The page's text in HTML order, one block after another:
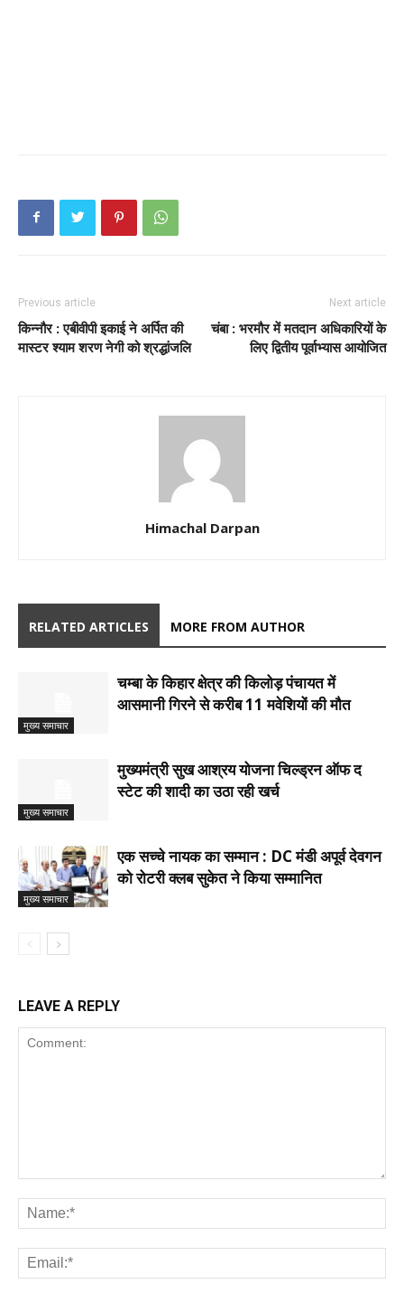
Previous article
किन्नौर : एबीवीपी इकाई ने अर्पित की
मास्टर श्याम शरण नेगी को श्रद्धांजलि
Next article
चंबा : भरमौर में मतदान अधिकारियों के
लिए द्वितीय पूर्वाभ्यास आयोजित
Himachal Darpan
RELATED ARTICLES MORE FROM AUTHOR
मुख्य समाचार
चम्बा के किहार क्षेत्र की किलोड़ पंचायत में
आसमानी गिरने से करीब 11 मवेशियों की मौत
मुख्य समाचार
मुख्यमंत्री सुख आश्रय योजना चिल्ड्रन ऑफ द
स्टेट की शादी का उठा रही खर्च
मुख्य समाचार
एक सच्चे नायक का सम्मान : DC मंडी अपूर्व देवगन
को रोटरी क्लब सुकेत ने किया सम्मानित
LEAVE A REPLY